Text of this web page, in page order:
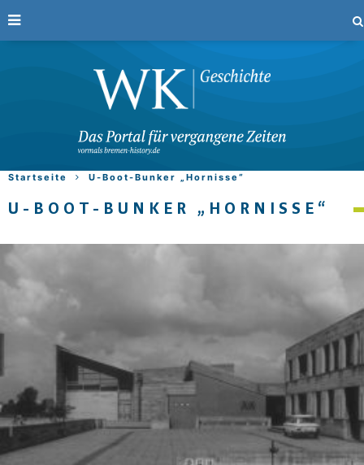
Startseite U-Boot-Bunker „Hornisse“
U-BOOT-BUNKER „HORNISSE“